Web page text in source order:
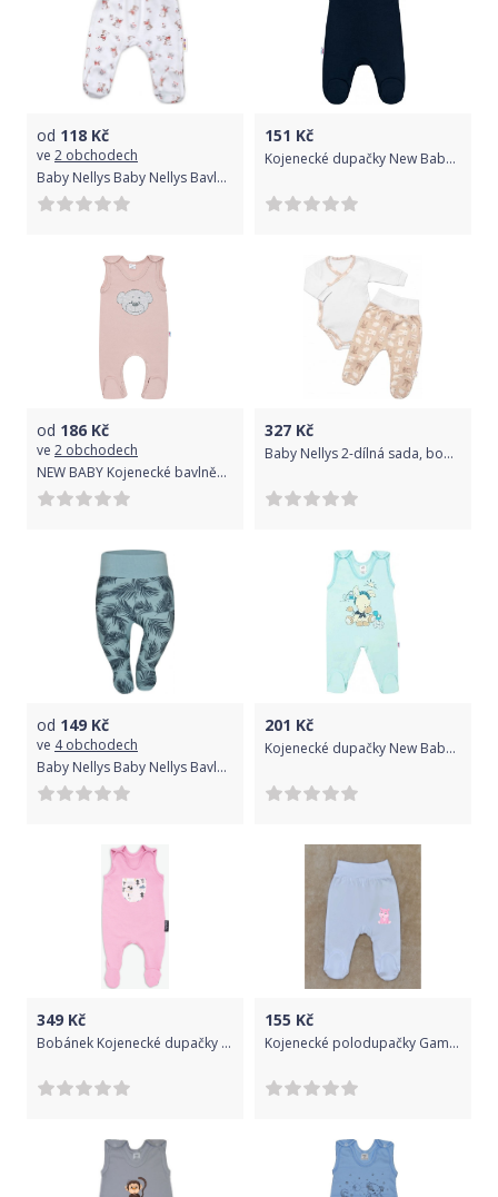
od 118 Kč
ve 2 obchodech
Baby Nellys Baby Nellys Bavlněné kojenecké polodupačky, Teddy - bílé, vel. 74 74 (6-9m)
151 Kč
Kojenecké dupačky New Baby Classic II tmavě modré, Modrá, 74 (6-9m)
od 186 Kč
ve 2 obchodech
NEW BABY Kojenecké bavlněné dupačky BrumBrum old pink 100% bavlna 62 (3-6m)
327 Kč
Baby Nellys 2-dílná sada, body dl.rukáv a polodupačky New Bunny, béžová, Velikost koj. oblečení 68 (3-6m)
od 149 Kč
ve 4 obchodech
Baby Nellys Baby Nellys Bavlněné polodupačky Palmy - zelené 56 (0-3m)
201 Kč
Kojenecké dupačky New Baby Donkey tyrkysové, Tyrkysová, 56 (0-3m)
349 Kč
Bobánek Kojenecké dupačky na látkové pleny - Růžové
155 Kč
Kojenecké polodupačky Gama bílé sedící hroch vel.56